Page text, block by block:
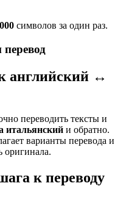
символов за один раз.
английский ↔
переводить тексты и
итальянский и обратно.
варианты перевода и
оригинала.
к переводу